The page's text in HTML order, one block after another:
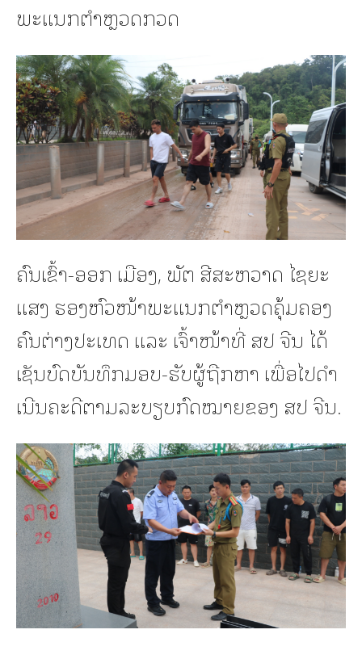
ພະແນກຕຳຫຼວດກວດ
ຄົນເຂົ້າ-ອອກ ເມືອງ, ພັຕ ສີສະຫວາດ ໄຊຍະ
ແສງ ຮອງຫົວໜ້າພະແນກຕຳຫຼວດຄຸ້ມຄອງ
ຄົນຕ່າງປະເທດ ແລະ ເຈົ້າໜ້າທີ່ ສປ ຈີນ ໄດ້
ເຊັນບົດບັນທຶກມອບ-ຮັບຜູ້ຖືກຫາ ເພື່ອໄປດໍາ
ເນີນຄະດີຕາມລະບຽບກົດໝາຍຂອງ ສປ ຈີນ.